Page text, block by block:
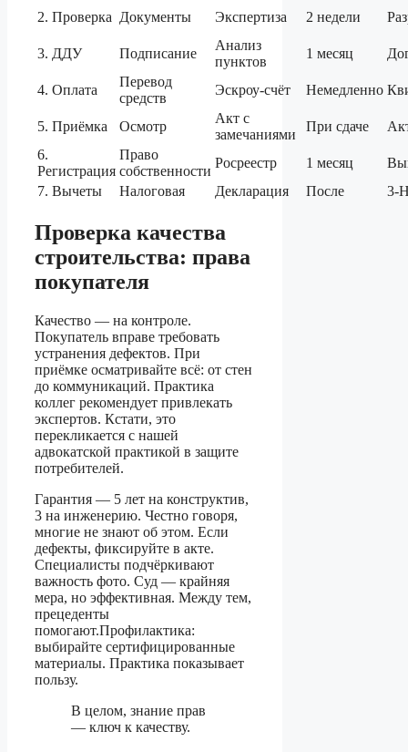
2. Проверка Документы Экспертиза 2 недели
3. ДДУ Подписание
Анализ
пунктов
1 месяц
4. Оплата
Перевод
средств
Эскроу-счёт Немедленно
5. Приёмка Осмотр
Акт с
замечаниями
При сдаче
6.
Регистрация
Право
собственности
Росреестр 1 месяц
7. Вычеты
Налоговая Декларация После 3-
Проверка качества
строительства: права
покупателя
Качество — на контроле.
Покупатель вправе требовать
устранения дефектов. При
приёмке осматривайте всё: от стен
до коммуникаций. Практика
коллег рекомендует привлекать
экспертов. Кстати, это
перекликается с нашей
адвокатской практикой в защите
потребителей.
Гарантия — 5 лет на конструктив,
3 на инженерию. Честно говоря,
многие не знают об этом. Если
дефекты, фиксируйте в акте.
Специалисты подчёркивают
важность фото. Суд — крайняя
мера, но эффективная. Между тем,
прецеденты
помогают.Профилактика:
выбирайте сертифицированные
материалы. Практика показывает
пользу.
В целом, знание прав
— ключ к качеству.